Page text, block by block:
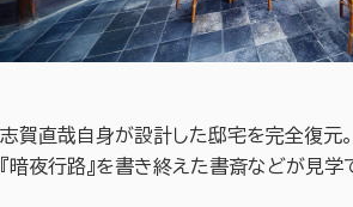
志賀直哉自身が設計した邸宅を完全復元。
『暗夜行路』を書き終えた書斎などが見学